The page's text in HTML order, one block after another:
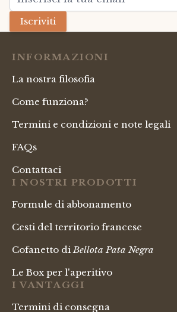
Iscriviti
INFORMAZIONI
La nostra filosofia
Come funziona?
Termini e condizioni e note legali
FAQs
Contattaci
I NOSTRI PRODOTTI
Formule di abbonamento
Cesti del territorio francese
Cofanetto diBellota Pata Negra
Le Box per l'aperitivo
I VANTAGGI
Termini di consegna